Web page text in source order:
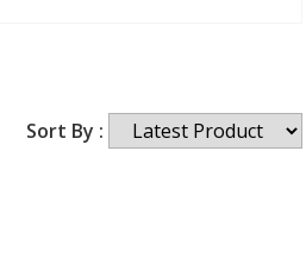
Sort By :